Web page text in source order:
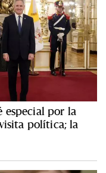
especial por la
política; la